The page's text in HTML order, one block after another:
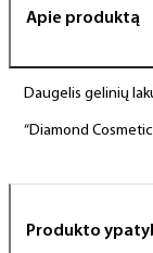
Apie produktą
Daugelis gelinių
“Diamond
Produkto